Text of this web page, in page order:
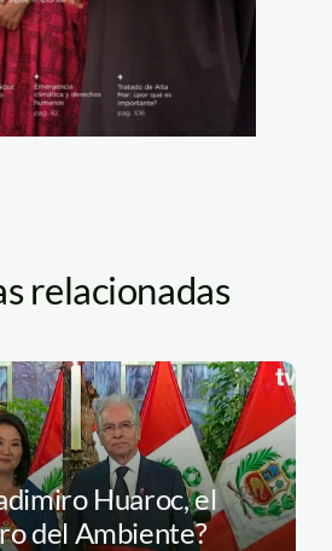
relacionadas
Huaroc, el
del Ambiente?